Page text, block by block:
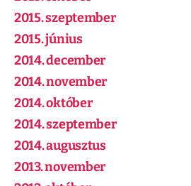
2015. szeptember
2015. június
2014. december
2014. november
2014. október
2014. szeptember
2014. augusztus
2013. november